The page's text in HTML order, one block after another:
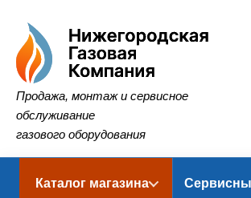
Нижегородская Газовая Компания
Продажа, монтаж и сервисное
обслуживание
газового оборудования
Каталог магазина